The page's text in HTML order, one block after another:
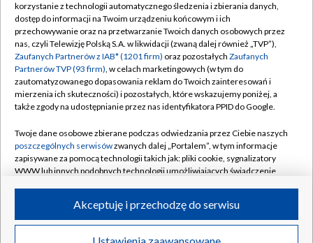
TVP
Abonament TVP
Emisja w TVP
Centrum informacji TVP
Naziemna Telewizja Cyfrowa
Rada Programowa
System NOS
Informacje o nadawcy
Program dla prasy
Regulamin TVP
Polityka prywatności
Moje zgody
Pomoc
Kontakt
Kanały
©2026 Telewizja Polska S.A. w likwidacji
korzystanie z technologii automatycznego śledzenia i zbierania danych,
dostęp do informacji na Twoim urządzeniu końcowym i ich
przechowywanie oraz na przetwarzanie Twoich danych osobowych przez
nas, czyli Telewizję Polską S.A. w likwidacji (zwaną dalej również „TVP”),
Zaufanych Partnerów z IAB* (1201 firm) oraz pozostałych Zaufanych
Partnerów TVP (93 firm), w celach marketingowych (w tym do
zautomatyzowanego dopasowania reklam do Twoich zainteresowań i
mierzenia ich skuteczności) i pozostałych, które wskazujemy poniżej, a
także zgody na udostępnianie przez nas identyfikatora PPID do Google.
Twoje dane osobowe zbierane podczas odwiedzania przez Ciebie naszych
poszczególnych serwisówzwanych dalej „Portalem”, w tym informacje
zapisywane za pomocą technologii takich jak: pliki cookie, sygnalizatory
WWW lub innych podobnych technologii umożliwiających świadczenie
ruchu w Internecie.
Twoje dane osobowe zbierane podczas odwiedzania przez Ciebie
Akceptuję i przechodzę do serwisu